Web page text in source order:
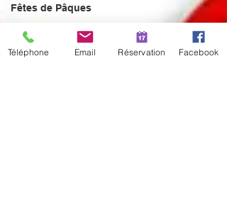
Fêtes de Pâques
Nouveau Menu
Téléphone Email Réservation Facebook